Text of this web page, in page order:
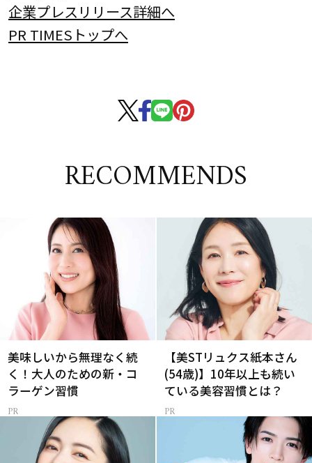
企業プレスリリース詳細へ
PR TIMESトップへ
RECOMMENDS
美味しいから無理なく続
く！大人のための新・コ
ラーゲン習慣
【美STリュクス紙本さん
(54歳)】10年以上も続い
ている美容習慣とは？